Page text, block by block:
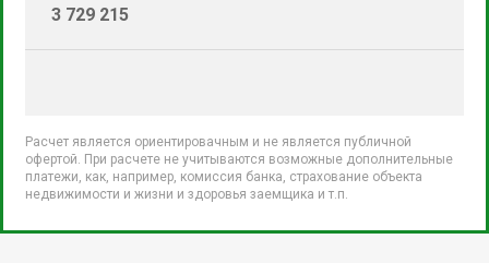
3 729 215
Расчет является ориентировачным и не является публичной
офертой. При расчете не учитываются возможные дополнительные
платежи, как, например, комиссия банка, страхование объекта
недвижимости и жизни и здоровья заемщика и т.п.